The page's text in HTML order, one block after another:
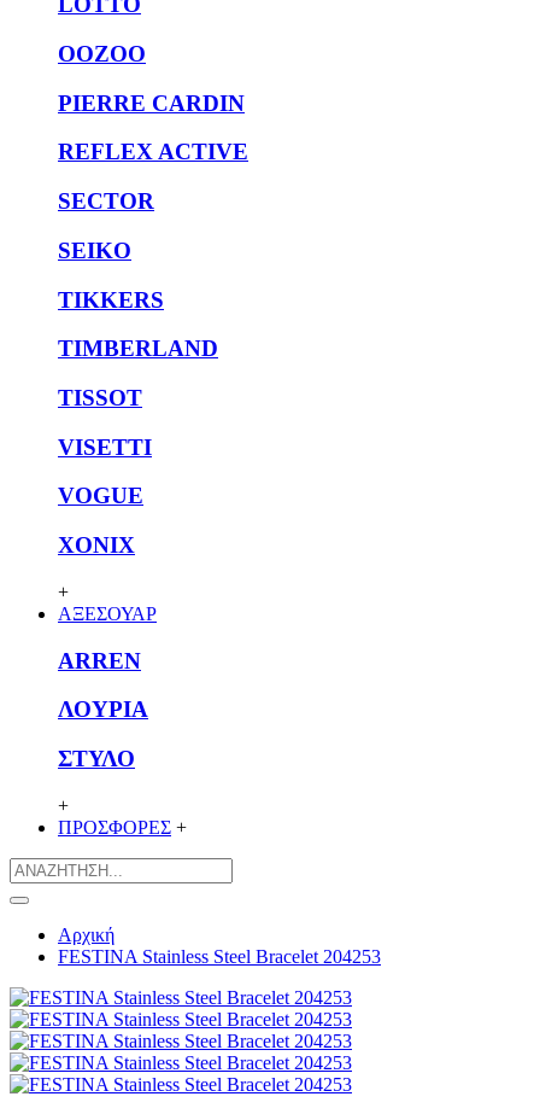
OOZOO
PIERRE CARDIN
REFLEX ACTIVE
SECTOR
SEIKO
TIKKERS
TIMBERLAND
TISSOT
VISETTI
VOGUE
XONIX
+
ΑΞΕΣΟΥΑΡ
ARREN
ΛΟΥΡΙΑ
ΣΤΥΛΟ
+
ΠΡΟΣΦΟΡΕΣ +
Αρχική
FESTINA Stainless Steel Bracelet 204253